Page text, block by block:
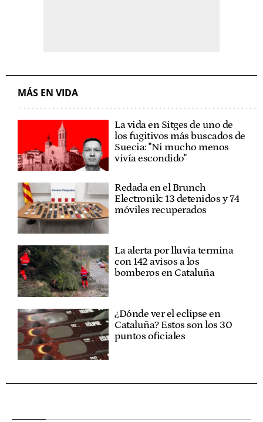
MÁS EN VIDA
La vida en Sitges de uno de
los fugitivos más buscados de
Suecia: "Ni mucho menos
vivía escondido"
Redada en el Brunch
Electronik: 13 detenidos y 74
móviles recuperados
La alerta por lluvia termina
con 142 avisos a los
bomberos en Cataluña
¿Dónde ver el eclipse en
Cataluña? Estos son los 30
puntos oficiales